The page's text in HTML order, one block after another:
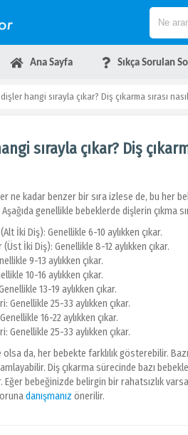
Ana Sayfa Sıkça Sorulan
hangi sırayla çıkar? Diş çıkarma sırası
sırayla çıkar? Diş
ne kadar benzer bir sıra izlese de, bu her
genellikle bebeklerde dişlerin çıkma
İki Diş): Genellikle 6-10 aylıkken çıkar.
İki Diş): Genellikle 8-12 aylıkken çıkar.
9-13 aylıkken çıkar.
10-16 aylıkken çıkar.
13-19 aylıkken çıkar.
Genellikle 25-33 aylıkken çıkar.
16-22 aylıkken çıkar.
Genellikle 25-33 aylıkken çıkar.
da, her bebekte farklılık gösterebilir.
Diş çıkarma sürecinde bazı
bebeğinizde belirgin bir rahatsızlık
danışmanız önerilir.